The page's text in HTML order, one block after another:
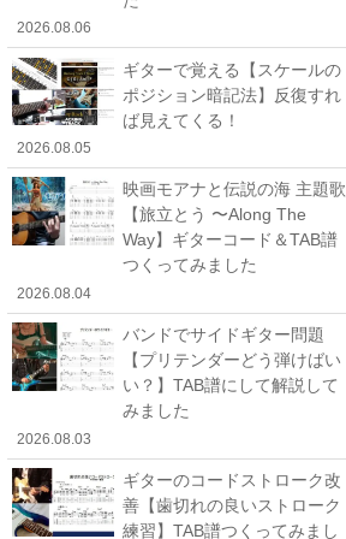
2026.08.06
ギターで覚える【スケールの
ポジション暗記法】反復すれ
ば見えてくる！
2026.08.05
映画モアナと伝説の海 主題歌
【旅立とう 〜Along The
Way】ギターコード＆TAB譜
つくってみました
2026.08.04
バンドでサイドギター問題
【プリテンダーどう弾けばい
い？】TAB譜にして解説して
みました
2026.08.03
ギターのコードストローク改
善【歯切れの良いストローク
練習】TAB譜つくってみまし